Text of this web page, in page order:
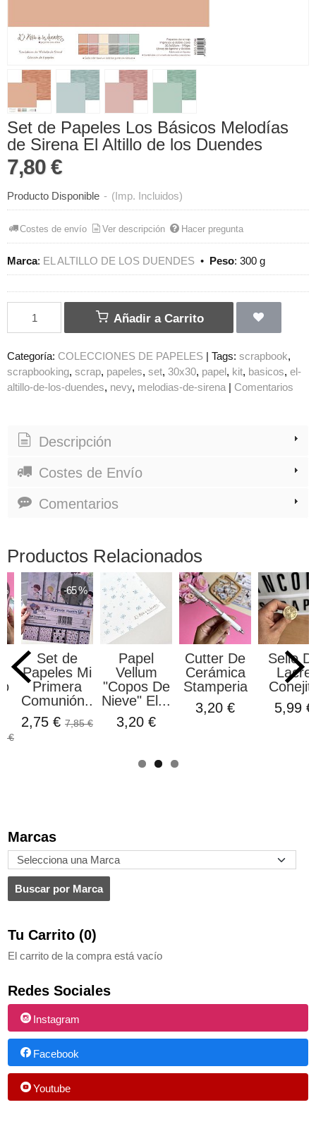
Marcas
Tu Carrito (0)
El carrito de la compra está vacío
Redes Sociales
Instagram
Facebook
Youtube
Set de Papeles Los Básicos Melodías
de Sirena El Altillo de los Duendes
7,80 €
Producto Disponible - (Imp. Incluidos)
Costes de envío Ver descripción Hacer pregunta
Marca: EL ALTILLO DE LOS DUENDES • Peso: 300 g
Añadir a Carrito
Categoría: COLECCIONES DE PAPELES | Tags: scrapbook
scrapbooking scrap papeles set 30x30 papel kit basicos el-
altillo-de-los-duendes nevy melodias-de-sirena | Comentarios
Descripción
Costes de Envío
Comentarios
Productos Relacionados
€
-65 %
Set de
Papeles Mi
Primera
Comunión...
2,75 € 7,85 €
Papel
Vellum
"Copos De
Nieve" El...
3,20 €
Cutter De
Cerámica
Stamperia
3,20 €
Sello
Lacre
5,99 €